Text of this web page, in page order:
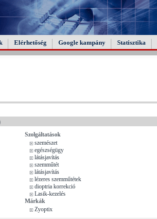
Elérhetőség Google kampány Statisztika
Szolgáltatások
szemészet
egészségügy
látásjavítás
szemműtét
látásjavítás
lézeres szemműtétek
dioptria korrekció
Lasik-kezelés
Márkák
Zyoptix